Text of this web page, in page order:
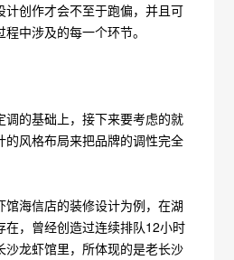
计创作才会不至于跑偏，并且可
中涉及的每一个环节。
的基础上，接下来要考虑的就
的风格布局来把品牌的调性完全
海信店的装修设计为例，在湖
在，曾经创造过连续排队12小时
沙龙虾馆里，所体现的是老长沙